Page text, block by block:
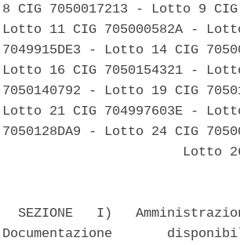
8 CIG 7050017213 - Lotto 9
Lotto 11 CIG 705000582A -
7049915DE3 - Lotto 14 CIG
Lotto 16 CIG 7050154321 -
7050140792 - Lotto 19 CIG
Lotto 21 CIG 704997603E -
7050128DA9 - Lotto 24 CIG
Lotto
SEZIONE   I)
Documentazione